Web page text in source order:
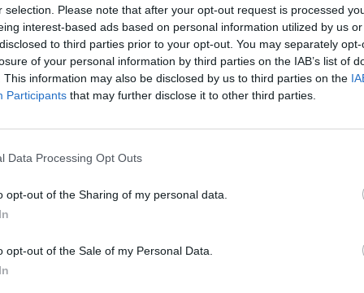
selection. Please note that after your opt-out request is processed
interest-based ads based on personal information utilized by us
to third parties prior to your opt-out. You may separately
of your personal information by third parties on the IAB’s list of
This information may also be disclosed by us to third parties on the
Participants that may further disclose it to other third parties.
Data Processing Opt Outs
opt-out of the Sharing of my personal data.
opt-out of the Sale of my Personal Data.
startavę Nacijų taurės varžybose praeityje. Trečiajam
Mackoniui šios varžybos yra debiutinės.
yra daugkartiniai Lietuvos čempionai bei prizininkai
yra bene aukščiausių rezultatų pasiekęs Lietuvos
vilki Yamaha aprangą. Jauniausias lietuvių